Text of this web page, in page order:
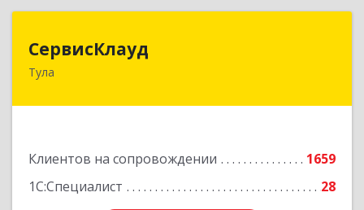
СервисКлауд
Тула
Клиентов на сопровождении
1659
1С:Специалист
28
300028, Тульская обл, Тула г, Болдина ул, дом №